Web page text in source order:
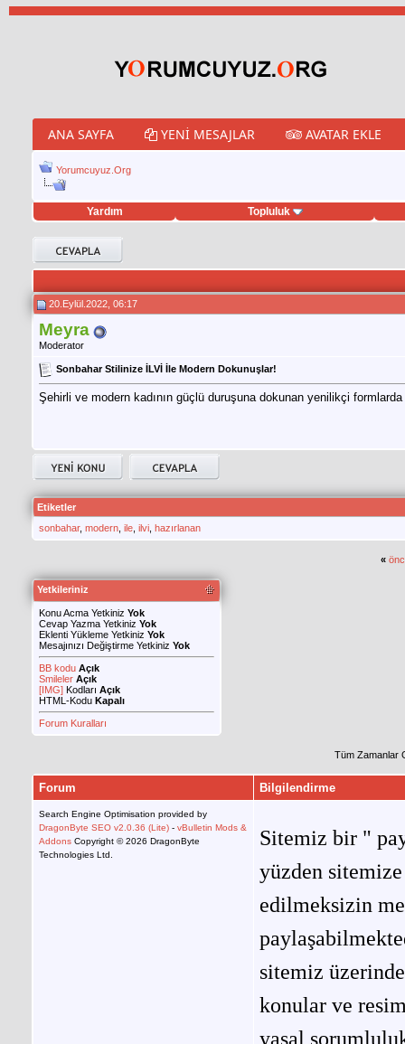
ANA SAYFA YENI MESAJLAR AVATAR EKLE
Yorumcuyuz.Org
Yardım Topluluk
hilesi
20.Eylül.2022, 06:17
Meyra
Moderator
Sonbahar Stilinize İLVİ İle Modern Dokunuşlar!
Şehirli ve modern kadının güçlü duruşuna dokunan yenilikçi
Etiketler
sonbahar, modern ile ilvi hazırlanan
«
Yetkileriniz
Konu Acma Yetkiniz Yok
Cevap Yazma Yetkiniz Yok
Eklenti Yükleme Yetkiniz Yok
Mesajınızı Değiştirme Yetkiniz Yok
BB kodu Açık
Smileler Açık
[IMG] Kodları Açık
HTML-Kodu Kapalı
Forum Kuralları
Tüm Zamanlar
Forum Bilgilendirme
Search Engine Optimisation provided by
DragonByte SEO v2.0.36 (Lite) - vBulletin Mods &
Addons Copyright © 2026 DragonByte
Technologies Ltd.
Sitemiz bir "
yüzden
edilmeksizin
sitemiz
konular ve
yasal